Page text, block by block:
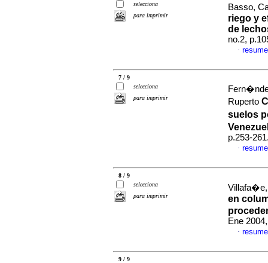
selecciona
para imprimir
Basso,
riego y
de
no.2,
·
7 / 9
selecciona
para imprimir
Ruperto
suelos
p.253-
·
8 / 9
selecciona
para imprimir
en
Ene
·
9 / 9